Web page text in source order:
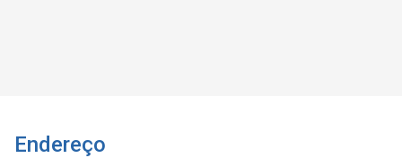
Endereço